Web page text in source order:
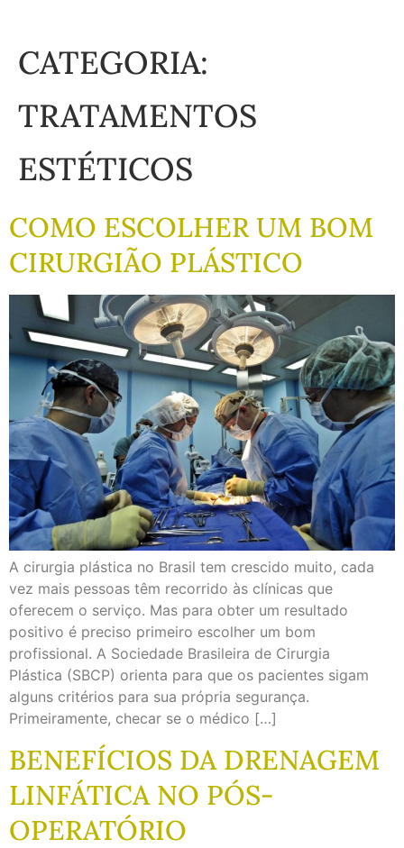
CATEGORIA:
TRATAMENTOS
ESTÉTICOS
COMO ESCOLHER UM BOM
CIRURGIÃO PLÁSTICO
A cirurgia plástica no Brasil tem crescido muito, cada
vez mais pessoas têm recorrido às clínicas que
oferecem o serviço. Mas para obter um resultado
positivo é preciso primeiro escolher um bom
profissional. A Sociedade Brasileira de Cirurgia
Plástica (SBCP) orienta para que os pacientes sigam
alguns critérios para sua própria segurança.
Primeiramente, checar se o médico […]
BENEFÍCIOS DA DRENAGEM
LINFÁTICA NO PÓS-
OPERATÓRIO